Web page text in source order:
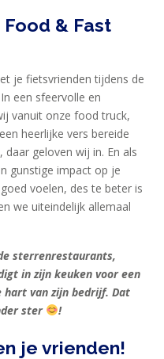
& Fast
je fietsvrienden tijdens de
een sfeervolle en
vanuit onze food truck,
heerlijke vers bereide
geloven wij in. En als
gunstige impact op je
voelen, des te beter is
we uiteindelijk allemaal
sterrenrestaurants,
in zijn keuken voor een
hart van zijn bedrijf. Dat
ster
!
je vrienden!